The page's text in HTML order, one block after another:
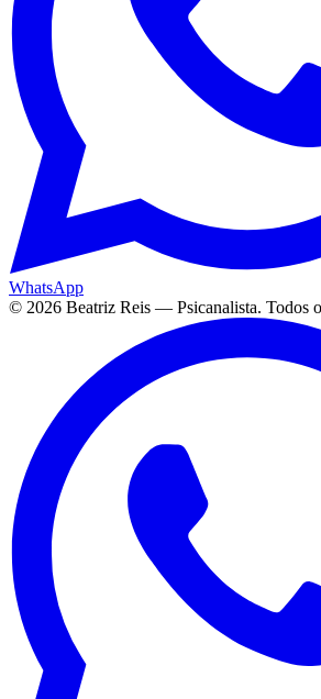
WhatsApp
© 2026 Beatriz Reis — Psicanalista. Todos